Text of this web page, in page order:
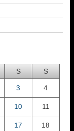
S S
3 4
10 11
17 18